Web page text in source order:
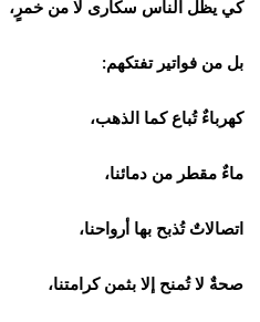
كي يظل الناس سكارى لا من خمرٍ،
بل من فواتير تفتكهم:
كهرباءٌ تُباع كما الذهب،
ماءٌ مقطر من دمائنا،
اتصالاتٌ تُذبح بها أرواحنا،
صحةٌ لا تُمنح إلا بثمن كرامتنا،